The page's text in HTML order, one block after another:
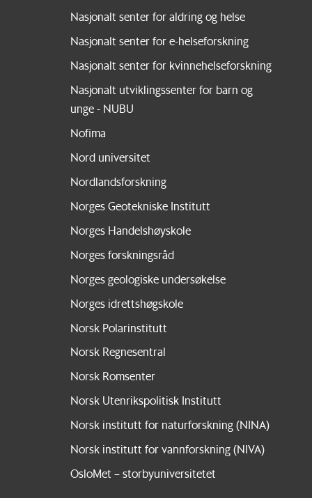
Nasjonalt senter for aldring og helse
Nasjonalt senter for e-helseforskning
Nasjonalt senter for kvinnehelseforskning
Nasjonalt utviklingssenter for barn og
unge - NUBU
Nofima
Nord universitet
Nordlandsforskning
Norges Geotekniske Institutt
Norges Handelshøyskole
Norges forskningsråd
Norges geologiske undersøkelse
Norges idrettshøgskole
Norsk Polarinstitutt
Norsk Regnesentral
Norsk Romsenter
Norsk Utenrikspolitisk Institutt
Norsk institutt for naturforskning (NINA)
Norsk institutt for vannforskning (NIVA)
OsloMet – storbyuniversitetet